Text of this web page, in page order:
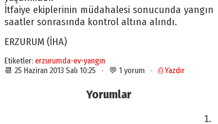
İtfaiye ekiplerinin müdahalesi sonucunda yangın
saatler sonrasında kontrol altına alındı.
ERZURUM (İHA)
Etiketler: erzurumda-ev-yangın
📆 25 Haziran 2013 Salı 10:25 · 💬 1 yorum · ⎙ Yazdır
Yorumlar